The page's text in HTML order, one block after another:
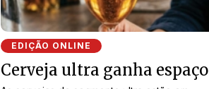
EDIÇÃO ONLINE
Cerveja ultra ganha espaço